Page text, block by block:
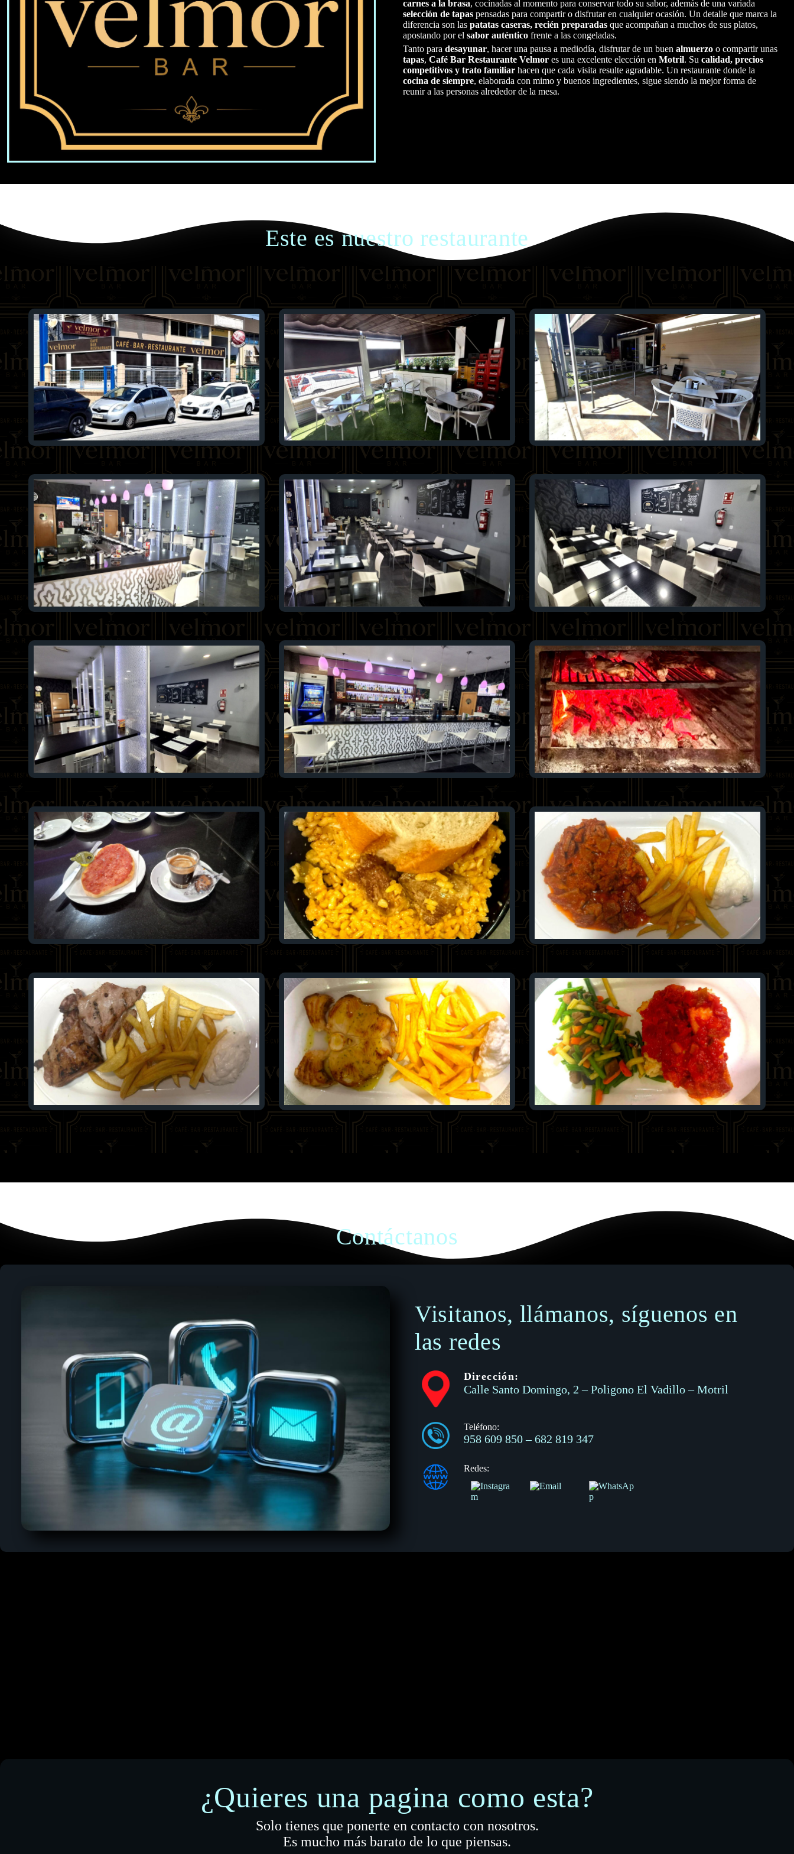
carnes a la brasa, cocinadas al momento para conservar todo su sabor, además de una variada
selección de tapas pensadas para compartir o disfrutar en cualquier ocasión. Un detalle que marca la
diferencia son las patatas caseras, recién preparadas que acompañan a muchos de sus platos,
apostando por el sabor auténtico frente a las congeladas.
Tanto para desayunar, hacer una pausa a mediodía, disfrutar de un buen almuerzo o compartir unas
tapas, Café Bar Restaurante Velmor es una excelente elección en Motril. Su calidad, precios
competitivos y trato familiar hacen que cada visita resulte agradable. Un restaurante donde la
cocina de siempre, elaborada con mimo y buenos ingredientes, sigue siendo la mejor forma de
reunir a las personas alrededor de la mesa.
Este es nuestro restaurante
Contáctanos
Visitanos, llámanos, síguenos en
las redes
Dirección:
Calle Santo Domingo, 2 – Poligono El Vadillo – Motril
Teléfono:
958 609 850–682 819 347
Redes:
¿Quieres una pagina como esta?
Solo tienes que ponerte en contacto con nosotros.
Es mucho más barato de lo que piensas.